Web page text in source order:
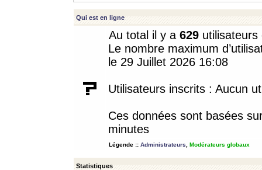
Qui est en ligne
Au total il y a 629
Le nombre maximum
le 29 Juillet 2026 16:08
Utilisateurs inscrits : Aucun
Ces données sont basées
minutes
Légende :: Administrateurs Modérateurs globaux
Statistiques